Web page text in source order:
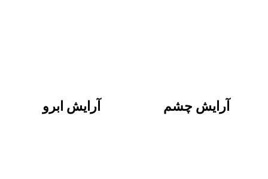
آرایش چشم آرایش ابرو